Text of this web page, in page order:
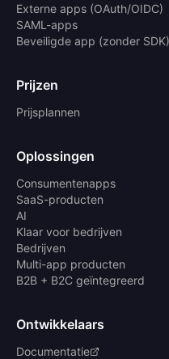
Externe apps (OAuth/OIDC)
SAML-apps
Beveiligde app (zonder SDK)
Prijzen
Prijsplannen
Oplossingen
Consumentenapps
SaaS-producten
AI
Klaar voor bedrijven
Bedrijven
Multi-app producten
B2B + B2C geïntegreerd
Ontwikkelaars
Documentatie